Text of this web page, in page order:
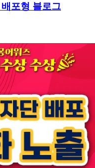
포형 블로그